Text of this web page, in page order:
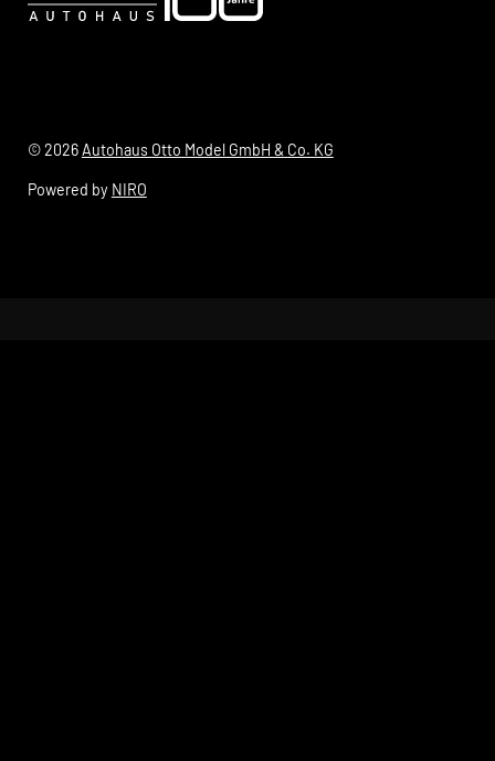
© 2026Autohaus Otto Model GmbH & Co. KG
Powered by NIRO